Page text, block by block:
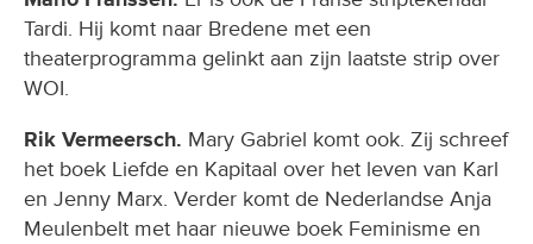
Tardi. Hij komt naar Bredene met een
theaterprogramma gelinkt aan zijn laatste strip over
WOI.
Rik Vermeersch. Mary Gabriel komt ook. Zij schreef
het boek Liefde en Kapitaal over het leven van Karl
en Jenny Marx. Verder komt de Nederlandse Anja
Meulenbelt met haar nieuwe boek Feminisme en